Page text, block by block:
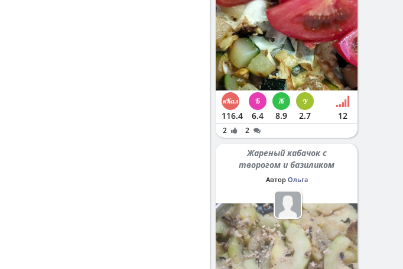
116.4 6.4 8.9 2.7 12
2 2
Жареный кабачок с
творогом и базиликом
Автор Ольга